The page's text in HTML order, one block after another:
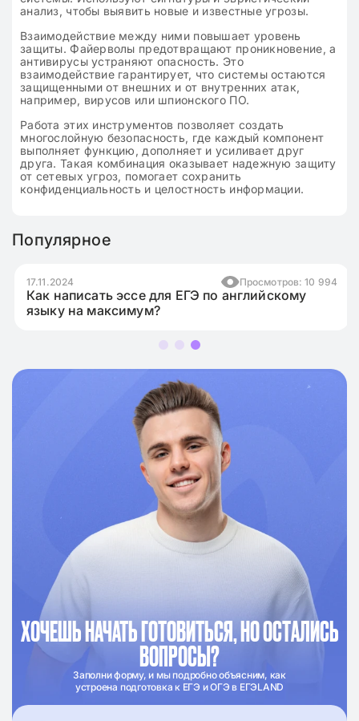
анализ, чтобы выявить новые и известные угрозы.
Взаимодействие между ними повышает уровень
защиты. Файерволы предотвращают проникновение, а
антивирусы устраняют опасность. Это
взаимодействие гарантирует, что системы остаются
защищенными от внешних и от внутренних атак,
например, вирусов или шпионского ПО.
Работа этих инструментов позволяет создать
многослойную безопасность, где каждый компонент
выполняет функцию, дополняет и усиливает друг
друга. Такая комбинация оказывает надежную защиту
от сетевых угроз, помогает сохранить
конфиденциальность и целостность информации.
ХОЧЕШЬ НАЧАТЬ ГОТОВИТЬСЯ, НО ОСТАЛИСЬ
ВОПРОСЫ?
Заполни форму, и мы подробно объясним, как
устроена подготовка к ЕГЭ и ОГЭ в ЕГЭLAND
Популярное
17.11.2024 Просмотров: 10 994
Как написать эссе для ЕГЭ по английскому
языку на максимум?